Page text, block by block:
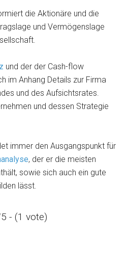
die Aktionäre und die
und Vermögenslage
und der der Cash-flow
im Anhang Details zur Firma
und des Aufsichtsrates.
und dessen Strategie
immer den Ausgangspunkt für
, der er die meisten
sowie sich auch ein gute
lässt.
- (1 vote)